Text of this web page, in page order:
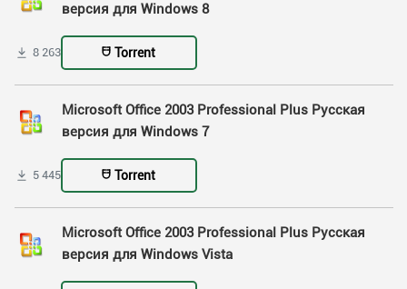
версия для Windows 8
8 263 Torrent
Microsoft Office 2003 Professional Plus Русская
версия для Windows 7
5 445 Torrent
Microsoft Office 2003 Professional Plus Русская
версия для Windows Vista